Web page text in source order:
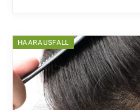
HAARAUSFALL